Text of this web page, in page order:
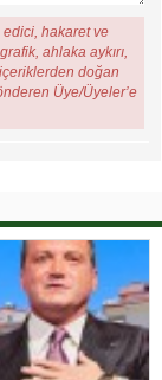
edici, hakaret ve
ahlaka aykırı,
doğan
Üye/Üyeler’e